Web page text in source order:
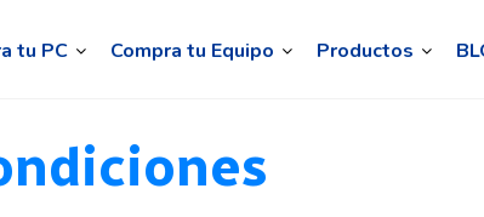
tu PC Compra tu Equipo Productos